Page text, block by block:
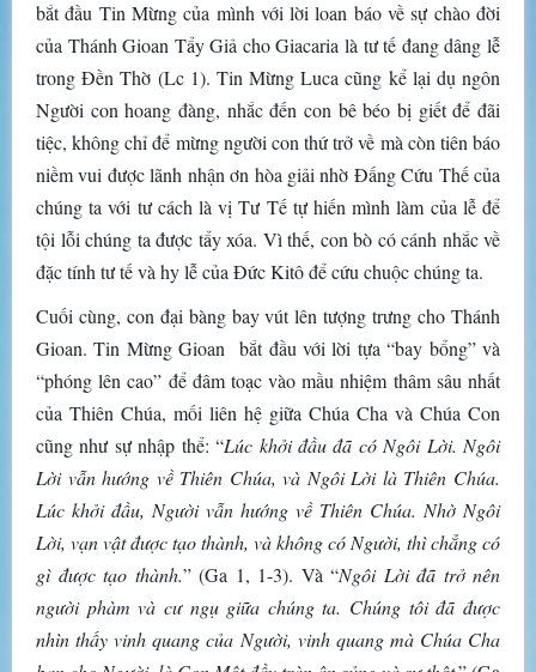
bắt đầu Tin Mừng của mình với lời loan báo về sự chào đời
của Thánh Gioan Tẩy Giả cho Giacaria là tư tế đang dâng lễ
trong Đền Thờ (Lc 1). Tin Mừng Luca cũng kể lại dụ ngôn
Người con hoang đàng, nhắc đến con bê béo bị giết để đãi
tiệc, không chỉ để mừng người con thứ trở về mà còn tiên báo
niềm vui được lãnh nhận ơn hòa giải nhờ Đấng Cứu Thế của
chúng ta với tư cách là vị Tư Tế tự hiến mình làm của lễ để
tội lỗi chúng ta được tẩy xóa. Vì thế, con bò có cánh nhắc về
đặc tính tư tế và hy lễ của Đức Kitô để cứu chuộc chúng ta.
Cuối cùng, con đại bàng bay vút lên tượng trưng cho Thánh
Gioan. Tin Mừng Gioan bắt đầu với lời tựa “bay bổng” và
“phóng lên cao” để đâm toạc vào mầu nhiệm thâm sâu nhất
của Thiên Chúa, mối liên hệ giữa Chúa Cha và Chúa Con
cũng như sự nhập thể: “Lúc khởi đầu đã có Ngôi Lời. Ngôi
Lời vẫn hướng về Thiên Chúa, và Ngôi Lời là Thiên Chúa.
Lúc khởi đầu, Người vẫn hướng về Thiên Chúa. Nhờ Ngôi
Lời, vạn vật được tạo thành, và không có Người, thì chẳng có
gì được tạo thành.” (Ga 1, 1-3). Và “Ngôi Lời đã trở nên
người phàm và cư ngụ giữa chúng ta. Chúng tôi đã được
nhìn thấy vinh quang của Người, vinh quang mà Chúa Cha